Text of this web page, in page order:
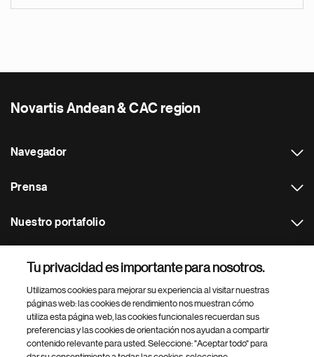
Novartis Andean & CAC region
Navegador
Prensa
Nuestro portafolio
Footer Site Search
Tu privacidad es importante para nosotros.
Utilizamos cookies para mejorar su experiencia al visitar nuestras
páginas web: las cookies de rendimiento nos muestran cómo
utiliza esta página web, las cookies funcionales recuerdan sus
preferencias y las cookies de orientación nos ayudan a compartir
contenido relevante para usted. Seleccione: "Aceptar todo" para